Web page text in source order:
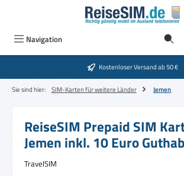
Zum Hauptinhalt springen
Navigation
Kostenloser Versand ab 50 €
Sie sind hier: SIM-Karten für weitere Länder Jemen
ReiseSIM Prepaid SIM
Jemen inkl. 10 Euro
TravelSIM